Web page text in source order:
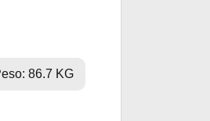
86.7 KG